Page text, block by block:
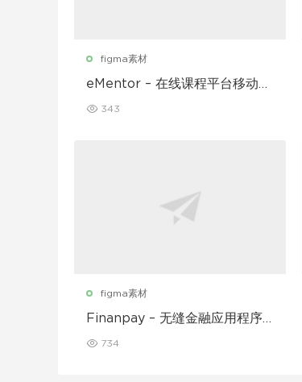
figma素材
eMentor – 在线课程平台移动应
343
figma素材
Finanpay – 无缝金融应用程序
734